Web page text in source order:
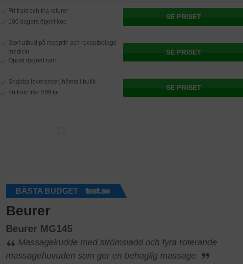
Fri frakt och fria returer
100 dagars öppet köp
SE PRISET
Stort utbud på receptfri och receptbelagd
medicin
Öppet dygnet runt
SE PRISET
Snabba leveranser, hämta i butik
Fri frakt från 599 kr
SE PRISET
BÄSTA BUDGET
Beurer
Beurer MG145
Massagekudde med strömsladd och fyra roterande
massagehuvuden som ger en behaglig massage.